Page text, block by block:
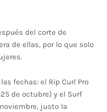
del corte de
de ellas, por lo que solo
fechas: el Rip Curl Pro
de octubre) y el Surf
justo la